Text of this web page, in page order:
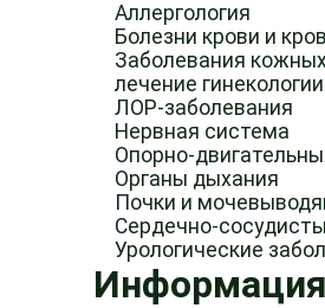
Аллергология
Болезни крови и
Заболевания
лечение гинекологии
ЛОР-заболевания
Нервная система
Опорно-
Органы дыхания
Почки и
Сердечно-
Урологические
Информация